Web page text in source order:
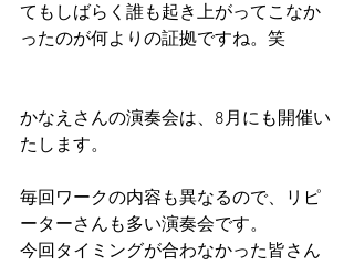
てもしばらく誰も起き上がってこなか
ったのが何よりの証拠ですね。笑
かなえさんの演奏会は、8月にも開催い
たします。
毎回ワークの内容も異なるので、リピ
ーターさんも多い演奏会です。
今回タイミングが合わなかった皆さん